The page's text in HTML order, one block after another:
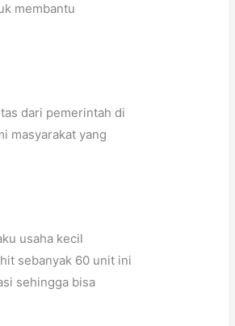
membantu
dari pemerintah di
masyarakat yang
usaha kecil
sebanyak 60 unit ini
sehingga bisa